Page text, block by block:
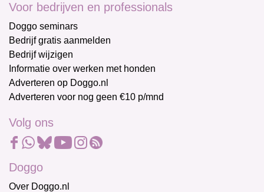
Voor bedrijven en professionals
Doggo seminars
Bedrijf gratis aanmelden
Bedrijf wijzigen
Informatie over werken met honden
Adverteren op Doggo.nl
Adverteren voor nog geen €10 p/mnd
Volg ons
Doggo
Over Doggo.nl